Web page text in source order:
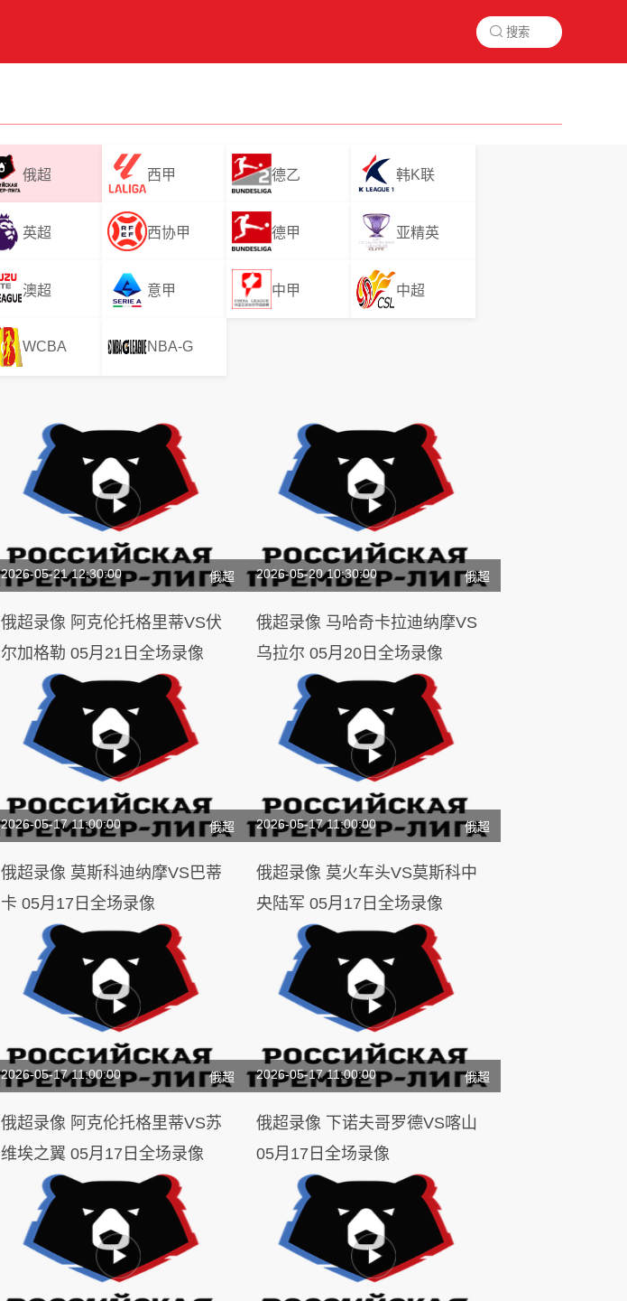

俄超 西甲 德乙 韩K联
英超 西协甲 德甲 亚精英
澳超 意甲 中甲 中超
WCBA NBA-G
2026-05-21 12:30:00 俄超
俄超录像 阿克伦托格里蒂VS伏
尔加格勒 05月21日全场录像
2026-05-20 10:30:00 俄超
俄超录像 马哈奇卡拉迪纳摩VS
乌拉尔 05月20日全场录像
2026-05-17 11:00:00 俄超
俄超录像 莫斯科迪纳摩VS巴蒂
卡 05月17日全场录像
2026-05-17 11:00:00 俄超
俄超录像 莫火车头VS莫斯科中
央陆军 05月17日全场录像
2026-05-17 11:00:00 俄超
俄超录像 阿克伦托格里蒂VS苏
维埃之翼 05月17日全场录像
2026-05-17 11:00:00 俄超
俄超录像 下诺夫哥罗德VS喀山
05月17日全场录像